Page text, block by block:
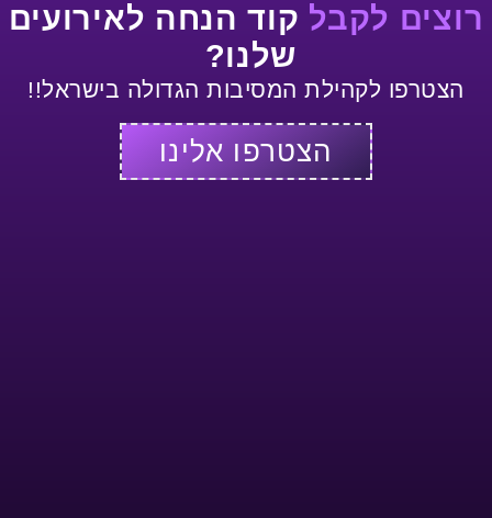
רוצים לקבל קוד הנחה לאירועים
שלנו?
הצטרפו לקהילת המסיבות הגדולה בישראל!!
הצטרפו אלינו